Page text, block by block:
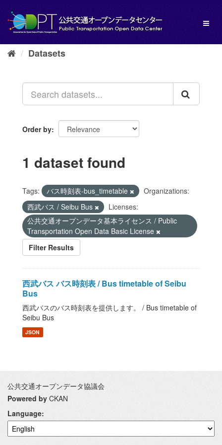
content
Datasets
Order by
1 dataset found
Tags: バス時刻表-bus_timetable
Organizations:
西武バス / Seibu Bus
Licenses:
公共交通オープンデータ基本ライセンス / Public
Transportation Open Data Basic License
Filter Results
西武バス バス時刻表 / Bus timetable of Seibu
Bus
西武バスのバス時刻表を提供します。 / Bus timetable of
Seibu Bus
JSON
公共交通オープンデータ協議会
Powered by CKAN
Language